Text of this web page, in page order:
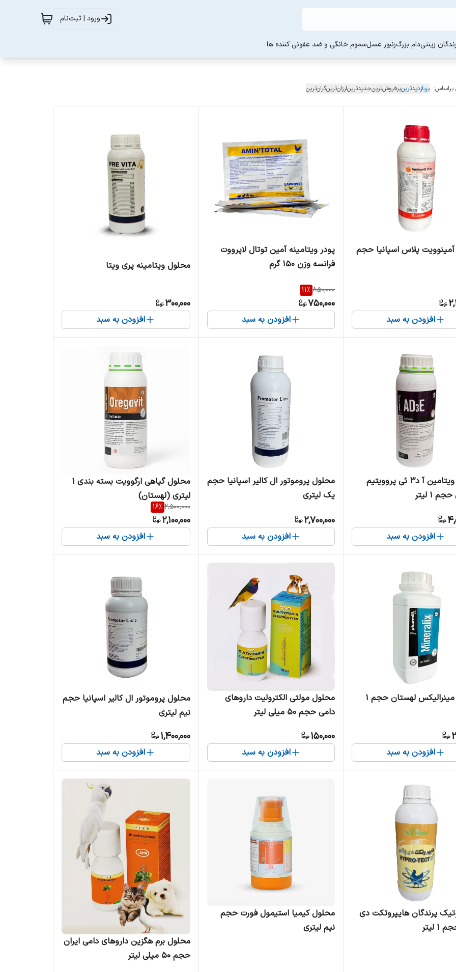
ورود | ثبت‌نام
زینتیدام بزرگزنبور عسلسموم خانگی و ضد عفونی کننده ها
پربازدیدترینپرفروش‌ترینجدیدترینارزان‌ترینگران‌ترین
پلاس اسپانیا حجم
افزودن به سبد
پودر ویتامینه آمین توتال لاپرووت
فرانسه وزن ۱۵۰ گرم
850,000
11%
750,000
افزودن به سبد
محلول ویتامینه پری ویتا
300,000
افزودن به سبد
محلول ویتامین آ د۳ ئی پروویتیم
۱ لیتر
افزودن به سبد
محلول پروموتور ال کالیر اسپانیا حجم
یک لیتری
2,700,000
افزودن به سبد
محلول گیاهی ارگوویت بسته بندی ۱
لیتری (لهستان)
2,500,000
16%
2,100,000
افزودن به سبد
محلول مینرالیکس لهستان حجم 1
افزودن به سبد
محلول مولتی الکترولیت داروهای
دامی حجم 50 میلی لیتر
150,000
افزودن به سبد
محلول پروموتور ال کالیر اسپانیا حجم
نیم لیتری
1,400,000
افزودن به سبد
پرندگان هایپروتکت دی
لیتر
محلول کیمیا استیمول فورت حجم
نیم لیتری
محلول برم هگزین داروهای دامی ایران
حجم 50 میلی لیتر